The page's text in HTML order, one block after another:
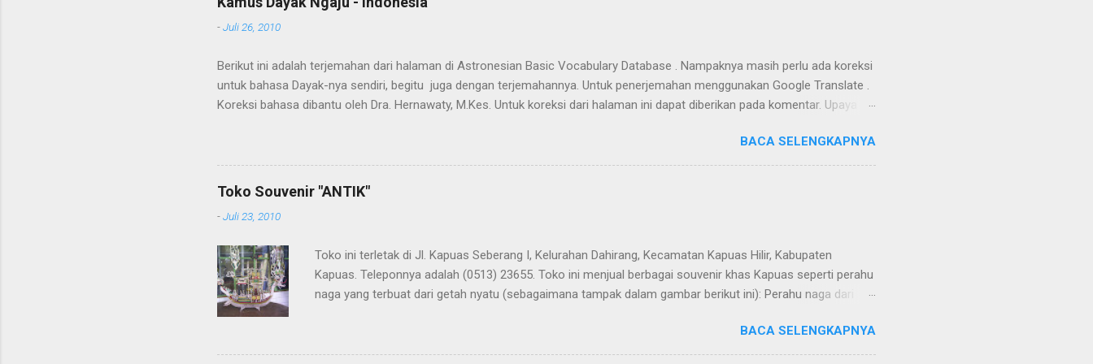
-Juli 26, 2010
Berikut ini adalah terjemahan dari halaman di Astronesian Basic Vocabulary Database . Nampaknya masih perlu ada koreksi
untuk bahasa Dayak-nya sendiri, begitu juga dengan terjemahannya. Untuk penerjemahan menggunakan Google Translate .
Koreksi bahasa dibantu oleh Dra. Hernawaty, M.Kes. Untuk koreksi dari halaman ini dapat diberikan pada komentar. Upaya
BACA SELENGKAPNYA
Toko Souvenir "ANTIK"
-Juli 23, 2010
Toko ini terletak di Jl. Kapuas Seberang I, Kelurahan Dahirang, Kecamatan Kapuas Hilir, Kabupaten
Kapuas. Teleponnya adalah (0513) 23655. Toko ini menjual berbagai souvenir khas Kapuas seperti perahu
naga yang terbuat dari getah nyatu (sebagaimana tampak dalam gambar berikut ini): Perahu naga dari
BACA SELENGKAPNYA